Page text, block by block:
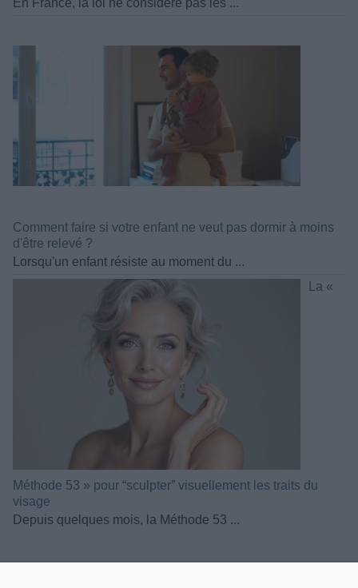
En France, la loi ne considère pas les ...
Comment faire si votre enfant ne veut pas dormir à moins
d'être relevé ?
Lorsqu'un enfant résiste au moment du ...
La «
Méthode 53 » pour “sculpter” visuellement les traits du
visage
Depuis quelques mois, la Méthode 53 ...